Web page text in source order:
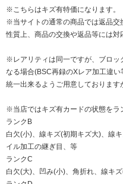
※こちらはキズ有特価になります。
※当サイトの通常の商品では返品交
性質上、商品の交換や返品等には対
※レアリティは同一ですが、ブロッ
なる場合(BSC再録のXレア加工違
統一出来るようご用意しております
※当店ではキズ有カードの状態をラ
ランクB
白欠(小)、線キズ(初期キズ大)、線
イル加工の継ぎ目、等
ランクC
白欠(大)、凹み(小)、角折れ、線キ